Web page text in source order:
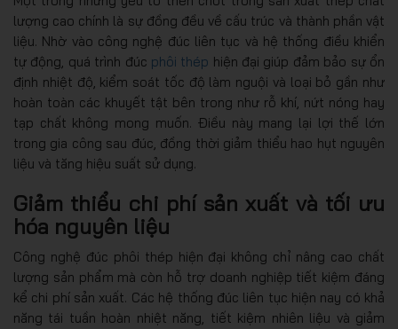
lượng cao chính là sự đồng đều về cấu trúc và thành phần vật
liệu. Nhờ vào công nghệ đúc liên tục và hệ thống điều khiển
tự động, quá trình đúc phôi thép hiện đại giúp đảm bảo sự ổn
định nhiệt độ, kiểm soát tốc độ làm nguội và loại bỏ gần như
hoàn toàn các khuyết tật bên trong như rỗ khí, nứt nóng hay
tạp chất không mong muốn. Điều này mang lại lợi thế lớn
trong gia công sau đúc, đồng thời giảm thiểu hao hụt nguyên
liệu và tăng hiệu suất sử dụng.
Giảm thiểu chi phí sản xuất và tối ưu
hóa nguyên liệu
Công nghệ đúc phôi thép hiện đại không chỉ nâng cao chất
lượng sản phẩm mà còn hỗ trợ doanh nghiệp tiết kiệm đáng
kể chi phí sản xuất. Các hệ thống đúc liên tục hiện nay có khả
năng tái tuần hoàn nhiệt năng, tiết kiệm nhiên liệu và giảm